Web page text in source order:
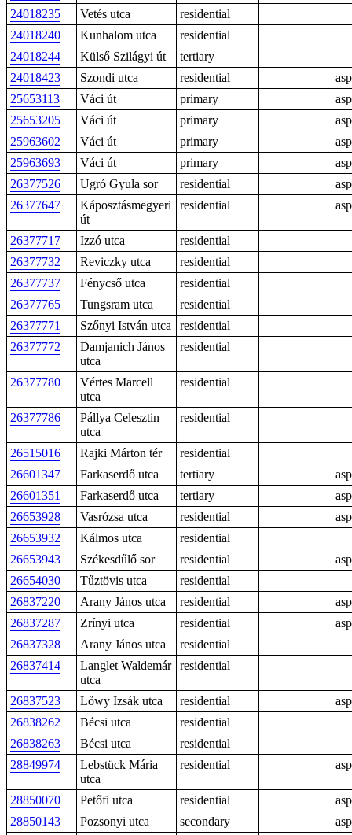
24018235
Vetés utca
residential
24018240
Kunhalom utca
residential
24018244
Külső Szilágyi út
tertiary
24018423
Szondi utca residential
25653113
Váci út primary
25653205
Váci út primary
25963602
Váci út primary
25963693
Váci út primary
26377526
Ugró Gyula sor residential
26377647
Káposztásmegyeri
út
residential
26377717 Izzó utca
residential
26377732
Reviczky utca
residential
26377737
Fénycső utca
residential
26377765
Tungsram utca
residential
26377771
Szőnyi István utca
residential
26377772
Damjanich János
utca
residential
26377780
Vértes Marcell
utca
residential
26377786
Pállya Celesztin
utca
residential
26515016 Rajki Márton tér
residential
26601347
Farkaserdő utca tertiary
26601351
Farkaserdő utca tertiary
26653928
Vasrózsa utca residential
26653932
Kálmos utca
residential
26653943
Székesdűlő sor residential
26654030
Tűztövis utca
residential
26837220
Arany János utca residential
26837287
Zrínyi utca residential
26837328
Arany János utca
residential
26837414
Langlet Waldemár
utca
residential
26837523 Lőwy Izsák utca residential
26838262
Bécsi utca
residential
26838263
Bécsi utca
residential
28849974
Lebstück Mária
utca
residential
28850070 Petőfi utca residential
28850143
Pozsonyi utca secondary